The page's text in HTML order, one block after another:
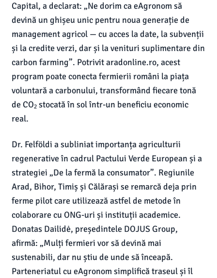
Capital, a declarat: „Ne dorim ca eAgronom să
devină un ghișeu unic pentru noua generație de
management agricol — cu acces la date, la subvenții
și la credite verzi, dar și la venituri suplimentare din
carbon farming”. Potrivit aradonline.ro, acest
program poate conecta fermierii români la piața
voluntară a carbonului, transformând fiecare tonă
de CO₂ stocată în sol într-un beneficiu economic
real.
Dr. Felföldi a subliniat importanța agriculturii
regenerative în cadrul Pactului Verde European și a
strategiei „De la fermă la consumator”. Regiunile
Arad, Bihor, Timiș și Călărași se remarcă deja prin
ferme pilot care utilizează astfel de metode în
colaborare cu ONG-uri și instituții academice.
Donatas Dailidė, președintele DOJUS Group,
afirmă: „Mulți fermieri vor să devină mai
sustenabili, dar nu știu de unde să înceapă.
Parteneriatul cu eAgronom simplifică traseul și îl